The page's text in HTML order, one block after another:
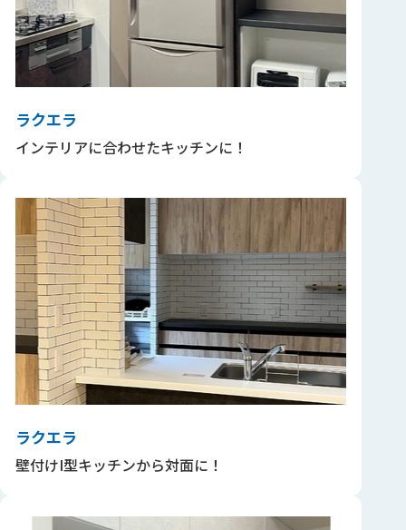
ラクエラ
インテリアに合わせたキッチンに！
ラクエラ
壁付けI型キッチンから対面に！